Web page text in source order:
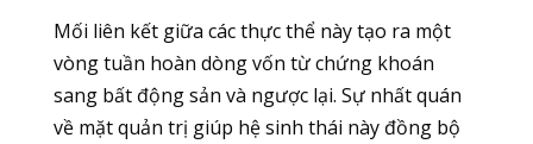
Mối liên kết giữa các thực thể này tạo ra một
vòng tuần hoàn dòng vốn từ chứng khoán
sang bất động sản và ngược lại. Sự nhất quán
về mặt quản trị giúp hệ sinh thái này đồng bộ